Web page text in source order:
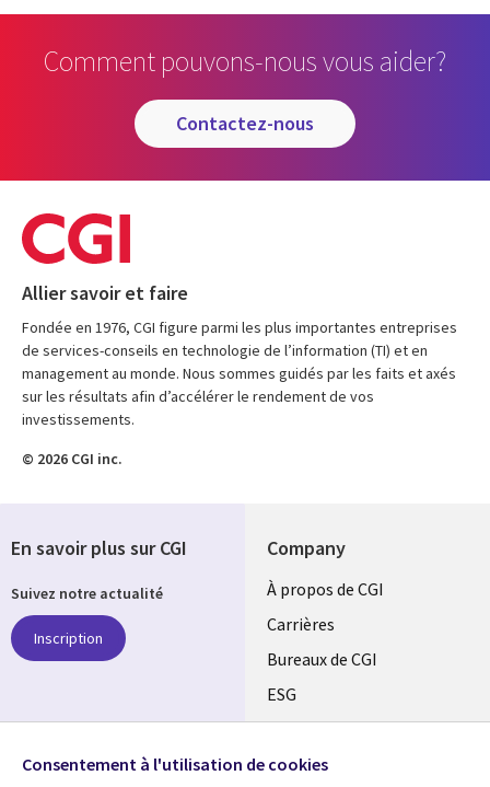
Comment pouvons-nous vous aider?
contactez-nous
Allier savoir et faire
Fondée en 1976, CGI figure parmi les plus importantes entreprises
de services-conseils en technologie de l’information (TI) et en
management au monde. Nous sommes guidés par les faits et axés
sur les résultats afin d’accélérer le rendement de vos
investissements.
© 2026 CGI inc.
Company
Useful
links
CANADA
FR
À propos de CGI
Carrières
Bureaux de CGI
ESG
Alliances
En savoir plus sur CGI
Suivez notre actualité
Inscription
Consentement à l'utilisation de cookies